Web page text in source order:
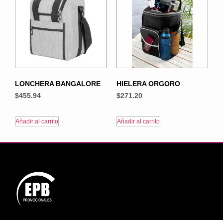
LONCHERA BANGALORE
$455.94
Añadir al carrito
HIELERA ORGORO
$271.20
Añadir al carrito